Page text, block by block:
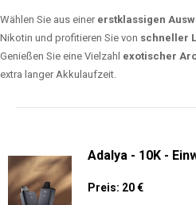
Wählen Sie aus einer erstklassigen
Nikotin und profitieren Sie von schneller
Genießen Sie eine Vielzahl exotischer
extra langer Akkulaufzeit.
Adalya - 10K -
Preis: 20 €